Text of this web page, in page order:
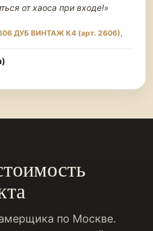
от хаоса при входе!»
ДУБ ВИНТАЖ К4 (арт. 2606),
по Москве.